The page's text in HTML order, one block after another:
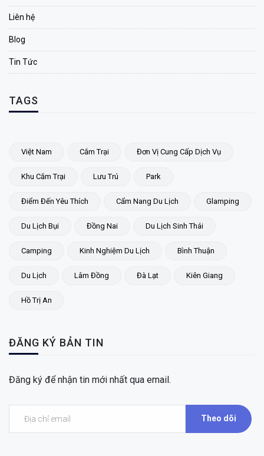
Liên hệ
Blog
Tin Tức
TAGS
Việt Nam Cắm Trại Đơn Vị Cung Cấp Dịch Vụ
Khu Cắm Trại Lưu Trú Park
Điểm Đến Yêu Thích Cẩm Nang Du Lịch Glamping
Du Lịch Bụi Đồng Nai Du Lịch Sinh Thái
Camping Kinh Nghiệm Du Lịch Bình Thuận
Du Lịch Lâm Đồng Đà Lạt Kiên Giang
Hồ Trị An
ĐĂNG KÝ BẢN TIN
Đăng ký để nhận tin mới nhất qua email.
Theo dõi